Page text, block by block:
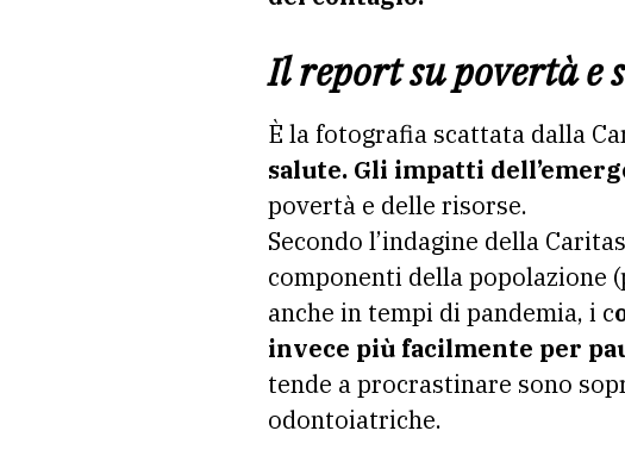
Il report su povertà e
È la fotografia scattata dalla
salute. Gli impatti
povertà e delle risorse.
Secondo l’indagine della
componenti della popolazione
anche in tempi di pandemia, i c
invece più facilmente per
tende a procrastinare sono
odontoiatriche.